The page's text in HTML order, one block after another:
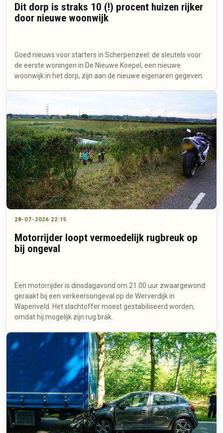
Dit dorp is straks 10 (!) procent huizen rijker
door nieuwe woonwijk
Goed nieuws voor starters in Scherpenzeel: de sleutels voor
de eerste woningen in De Nieuwe Koepel, een nieuwe
woonwijk in het dorp, zijn aan de nieuwe eigenaren gegeven.
28-07-2026 22:15
Motorrijder loopt vermoedelijk rugbreuk op
bij ongeval
Een motorrijder is dinsdagavond om 21.00 uur zwaargewond
geraakt bij een verkeersongeval op de Werverdijk in
Wapenveld. Het slachtoffer moest gestabiliseerd worden,
omdat hij mogelijk zijn rug brak.